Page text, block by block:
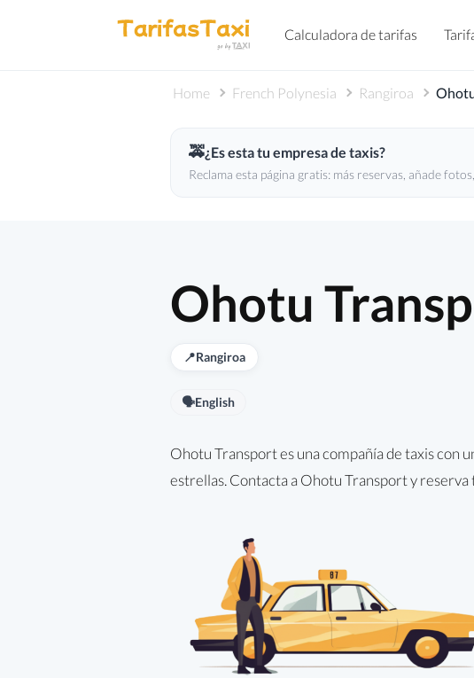
Calculadora de tarifas
Home French Polynesia Rangiroa
🚕¿Es esta tu empresa de taxis?
Reclama esta página gratis: más reservas, añade
Ohotu
📍Rangiroa
🗣️English
Ohotu Transport es una compañía de taxis con
estrellas. Contacta a Ohotu Transport y reserva